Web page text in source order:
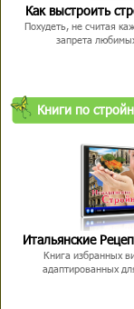
Как выстроить
Похудеть, не считая
запрета
Книги по
Итальянские
Книга избранных
адаптированных